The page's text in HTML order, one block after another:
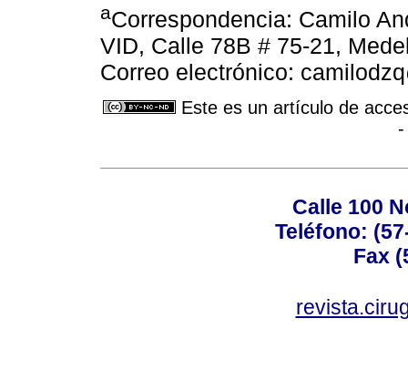
aCorrespondencia: Camilo
VID, Calle 78B # 75-21,
Correo electrónico:
Este es un artículo de
-
Calle 100
Teléfono:
Fax